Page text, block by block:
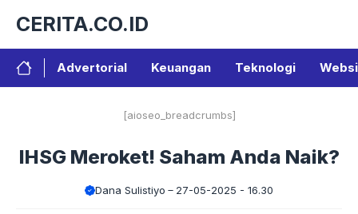
isi
CERITA.CO.ID
Advertorial Keuangan Teknologi
[aioseo_breadcrumbs]
IHSG Meroket! Saham Anda Naik?
Dana Sulistiyo 27-05-2025 - 16.30